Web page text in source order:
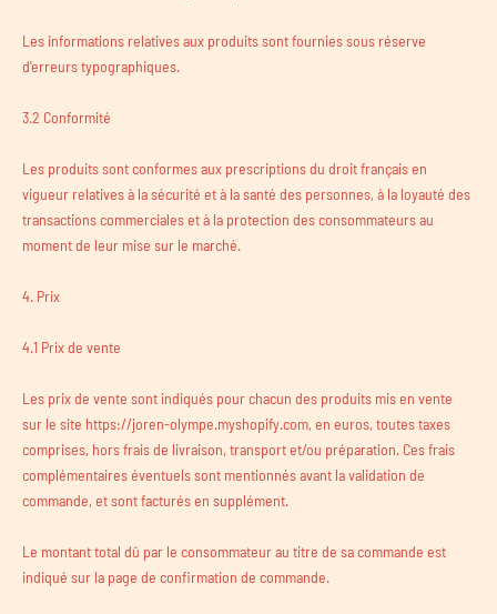
Les informations relatives aux produits sont fournies sous réserve
d'erreurs typographiques.
3.2 Conformité
Les produits sont conformes aux prescriptions du droit français en
vigueur relatives à la sécurité et à la santé des personnes, à la loyauté des
transactions commerciales et à la protection des consommateurs au
moment de leur mise sur le marché.
4. Prix
4.1 Prix de vente
Les prix de vente sont indiqués pour chacun des produits mis en vente
sur le site https://joren-olympe.myshopify.com, en euros, toutes taxes
comprises, hors frais de livraison, transport et/ou préparation. Ces frais
complémentaires éventuels sont mentionnés avant la validation de
commande, et sont facturés en supplément.
Le montant total dû par le consommateur au titre de sa commande est
indiqué sur la page de confirmation de commande.